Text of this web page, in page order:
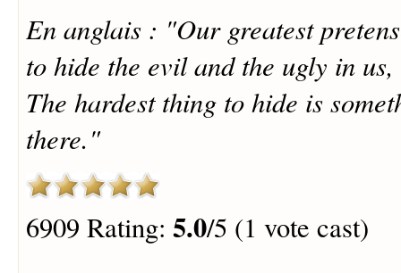
En anglais : "Our greatest
to hide the evil and the ugly in
The hardest thing to hide is
there."
6909 Rating: 5.0/5 (1 vote cast)